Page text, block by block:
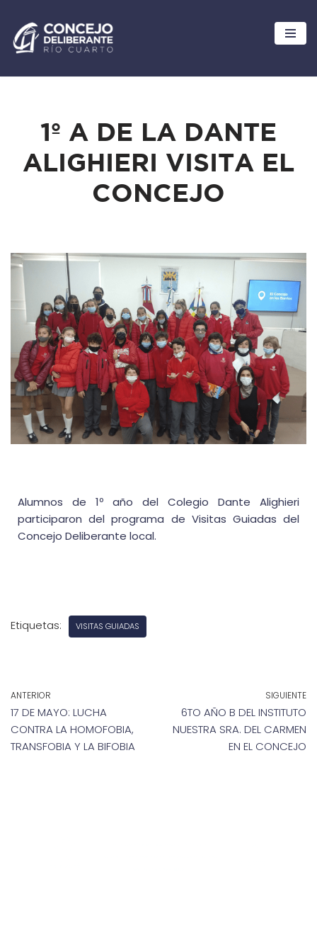
Ir
al
1º A DE LA DANTE
ALIGHIERI VISITA EL
CONCEJO
Alumnos de 1º año del Colegio Dante Alighieri
participaron del programa de Visitas Guiadas del
Concejo Deliberante local.
Etiquetas: VISITAS GUIADAS
ANTERIOR
17 DE MAYO: LUCHA
CONTRA LA HOMOFOBIA,
TRANSFOBIA Y LA BIFOBIA
SIGUIENTE
6TO AÑO B DEL INSTITUTO
NUESTRA SRA. DEL CARMEN
EN EL CONCEJO